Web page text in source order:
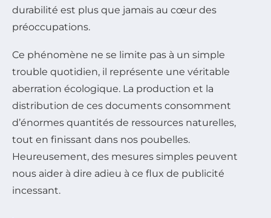
durabilité est plus que jamais au cœur des
préoccupations.
Ce phénomène ne se limite pas à un simple
trouble quotidien, il représente une véritable
aberration écologique. La production et la
distribution de ces documents consomment
d’énormes quantités de ressources naturelles,
tout en finissant dans nos poubelles.
Heureusement, des mesures simples peuvent
nous aider à dire adieu à ce flux de publicité
incessant.